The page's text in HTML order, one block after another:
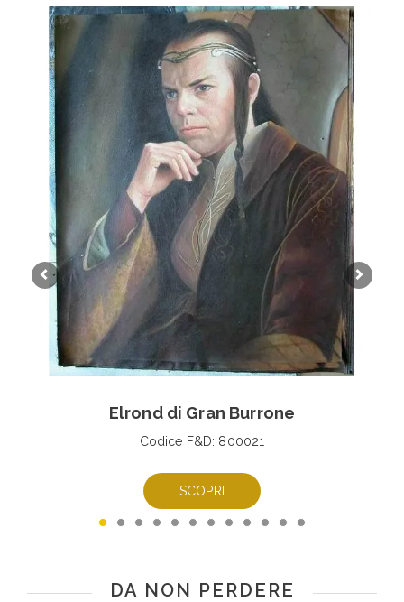
Elrond di Gran Burrone
Codice F&D: 800021
SCOPRI
DA NON PERDERE